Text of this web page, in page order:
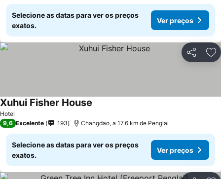
Selecione as datas para ver os preços
exatos.
Ver preços
Partilhar
Hotel
Xuhui Fisher House
9,6 Excelente 193 Changdao, a 17.6 km de Penglai
Selecione as datas para ver os preços
exatos.
Ver preços